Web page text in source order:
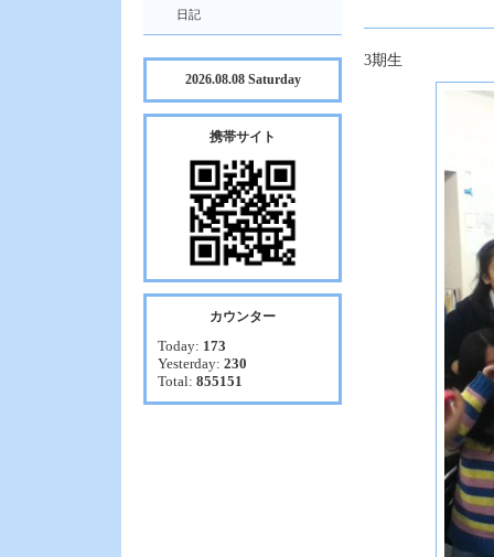
3期生
日記
2026.08.08 Saturday
携帯サイト
カウンター
Today: 173
Yesterday: 230
Total: 855151